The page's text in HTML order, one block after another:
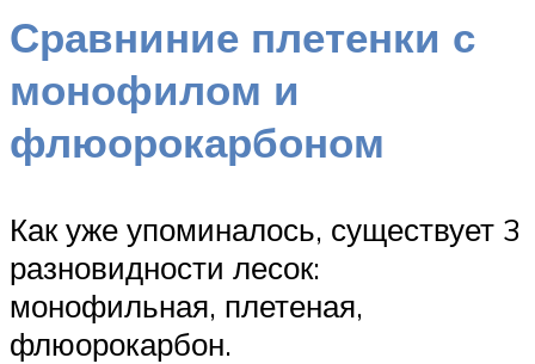
Сравниние плетенки с
монофилом и
флюорокарбоном
Как уже упоминалось, существует 3
разновидности лесок:
монофильная, плетеная,
флюорокарбон.